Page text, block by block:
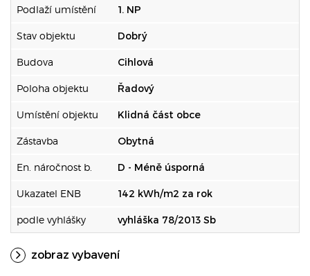
Podlaží umístění 1. NP
Stav objektu Dobrý
Budova Cihlová
Poloha objektu Řadový
Umístění objektu Klidná část obce
Zástavba Obytná
En. náročnost b. D - Méně úsporná
Ukazatel ENB 142 kWh/m2 za rok
podle vyhlášky vyhláška 78/2013 Sb
zobraz vybavení